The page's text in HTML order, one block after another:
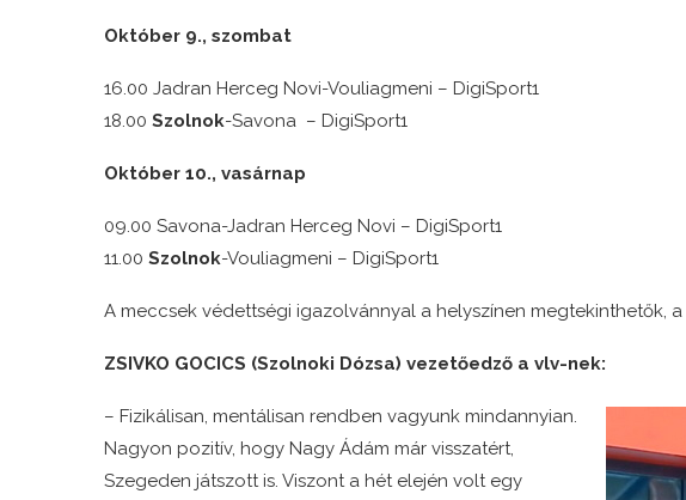
Október 9., szombat
16.00 Jadran Herceg Novi-Vouliagmeni – DigiSport1
18.00 Szolnok-Savona – DigiSport1
Október 10., vasárnap
09.00 Savona-Jadran Herceg Novi – DigiSport1
11.00 Szolnok-Vouliagmeni – DigiSport1
A meccsek védettségi igazolvánnyal a helyszínen megtekinthetők,
ZSIVKO GOCICS (Szolnoki Dózsa) vezetőedző a vlv-nek:
– Fizikálisan, mentálisan rendben vagyunk mindannyian.
Nagyon pozitív, hogy Nagy Ádám már visszatért,
Szegeden játszott is. Viszont a hét elején volt egy